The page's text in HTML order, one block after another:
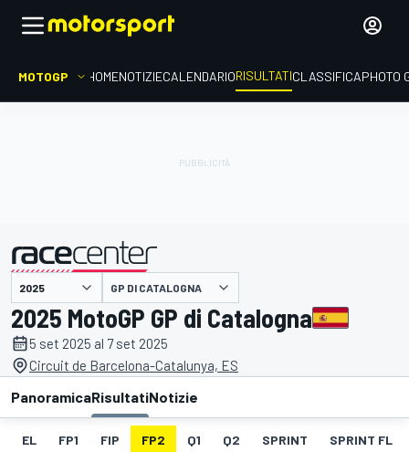
MOTOGP HOMENOTIZIECALENDARIORISULTATICLASSIFICAPHOTO
presentato da GP DI CATALOGNA
2025 MotoGP GP di Catalogna
5 set 2025 al 7 set 2025
Circuit de Barcelona-Catalunya, ES
PanoramicaRisultatiNotizie
EL FP1 FIP FP2 Q1 Q2 SPRINT SPRINT FL